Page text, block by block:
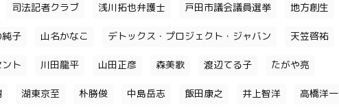
司法記者クラブ 浅川拓也弁護士 戸田市議会議員選挙 地方創生
子 山名かなこ デトックス・プロジェクト・ジャバン 天笠啓祐
ト 川田龍平 山田正彦 森美歌 渡辺てる子 たがや亮
湖東京至 朴勝俊 中島岳志 飯田康之 井上智洋 高橋洋一